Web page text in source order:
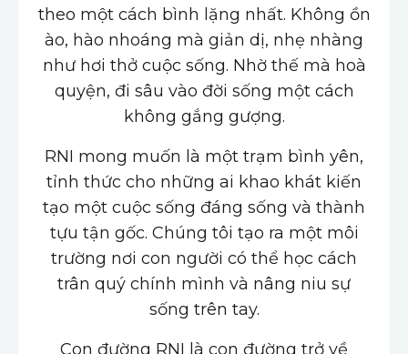
theo một cách bình lặng nhất. Không ồn
ào, hào nhoáng mà giản dị, nhẹ nhàng
như hơi thở cuộc sống. Nhờ thế mà hoà
quyện, đi sâu vào đời sống một cách
không gắng gượng.
RNI mong muốn là một trạm bình yên,
tỉnh thức cho những ai khao khát kiến
tạo một cuộc sống đáng sống và thành
tựu tận gốc. Chúng tôi tạo ra một môi
trường nơi con người có thể học cách
trân quý chính mình và nâng niu sự
sống trên tay.
Con đường RNI là con đường trở về